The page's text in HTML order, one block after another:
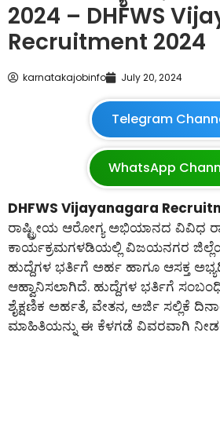
2024 – DHFWS
Recruitment 2024
karnatakajobinfo July 20, 2024
Telegram
WhatsApp
DHFWS Vijayanagara
ರಾಷ್ಟ್ರೀಯ ಆರೋಗ್ಯ ಅಭಿಯಾನದ ವಿವಿಧ
ಕಾರ್ಯಕ್ರಮಗಳಡಿಯಲ್ಲಿ ವಿಜಯನಗರ
ಹುದ್ದೆಗಳ ಭರ್ತಿಗೆ ಅರ್ಹ ಹಾಗೂ ಆಸಕ್ತ
ಆಹ್ವಾನಿಸಲಾಗಿದೆ. ಹುದ್ದೆಗಳ ಭರ್ತಿಗೆ
ಶೈಕ್ಷಣಿಕ ಅರ್ಹತೆ, ವೇತನ, ಅರ್ಜಿ ಸಲ್ಲಿಕೆ
ಮಾಹಿತಿಯನ್ನು ಈ ಕೆಳಗಡೆ ವಿವರವಾಗಿ